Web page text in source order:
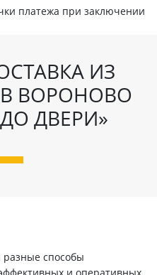
платежа при заключении
ИЗ
ВОРОНОВО
ДВЕРИ»
способы